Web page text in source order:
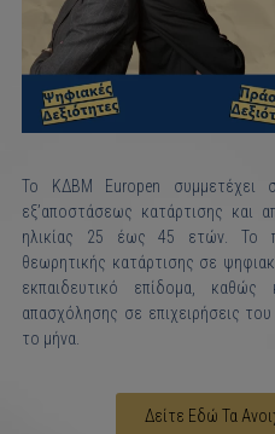
Το ΚΔΒΜ Europen συμμετέχει
εξ’αποστάσεως κατάρτισης και
ηλικίας 25 έως 45 ετών. Το
θεωρητικής κατάρτισης σε
εκπαιδευτικό επίδομα,
απασχόλησης σε επιχειρήσεις
το μήνα.
Δείτε Εδώ Τα